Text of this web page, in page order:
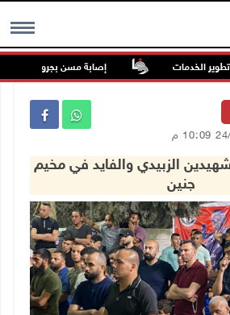
MENU الخدمات إصابة مسن بجروح ورضوض إثر
الزبيدي والفايد في مخيم
جنين